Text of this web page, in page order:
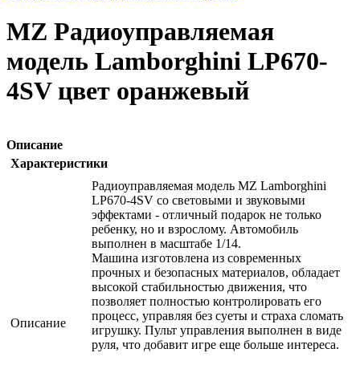
MZ Радиоуправляемая
модель Lamborghini LP670-
4SV цвет оранжевый
Описание
Характеристики
Описание
Радиоуправляемая модель MZ Lamborghini
LP670-4SV со световыми и звуковыми
эффектами - отличный подарок не только
ребенку, но и взрослому. Автомобиль
выполнен в масштабе 1/14.
Машина изготовлена из современных
прочных и безопасных материалов, обладает
высокой стабильностью движения, что
позволяет полностью контролировать его
процесс, управляя без суеты и страха сломать
игрушку. Пульт управления выполнен в виде
руля, что добавит игре еще больше интереса.